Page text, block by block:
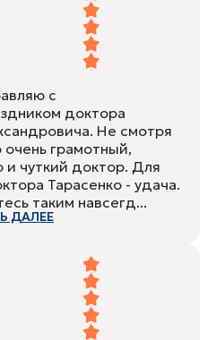
с
доктора
Не смотря
грамотный,
чуткий доктор. Для
Тарасенко - удача.
таким навсегд...
ДАЛЕЕ